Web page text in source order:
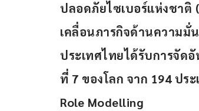
ปลอดภัยไซเบอร์แห่งชาติ (
เคลื่อนภารกิจด้านความมั่
ประเทศไทยได้รับการจัด
ที่ 7 ของโลก จาก 194 ปร
Role Modelling